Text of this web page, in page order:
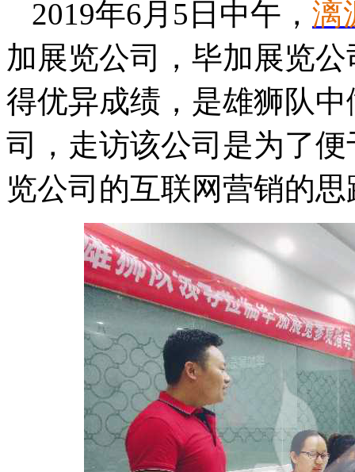
2019年6月5日中午， 漓
加展览公司，毕加展览
得优异成绩，是雄狮队
司，走访该公司是为了
览公司的互联网营销的